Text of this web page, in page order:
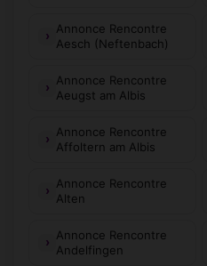
Annonce Rencontre
Aesch (Neftenbach)
Annonce Rencontre
Aeugst am Albis
Annonce Rencontre
Affoltern am Albis
Annonce Rencontre
Alten
Annonce Rencontre
Andelfingen